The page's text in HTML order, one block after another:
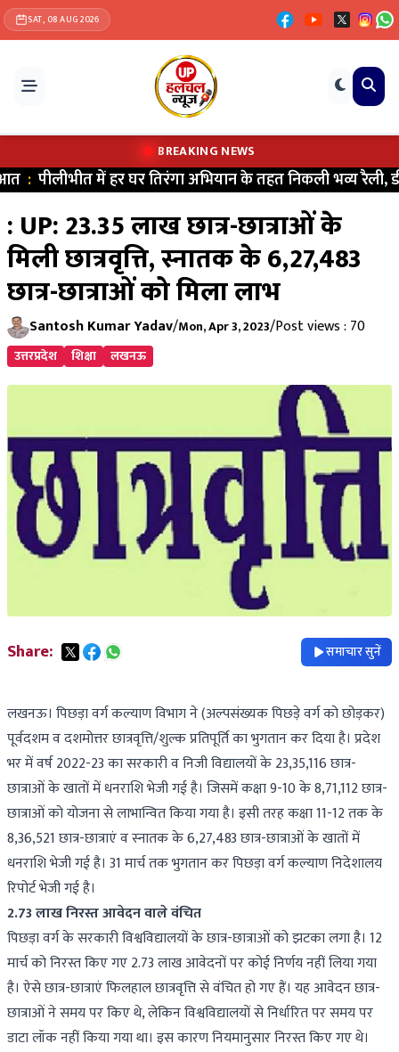
SAT, 08 AUG 2026
BREAKING NEWS
:पीलीभीत में हर घर तिरंगा अभियान के तहत निकली भव्य रैली,
: UP: 23.35 लाख छात्र-छात्राओं के
मिली छात्रवृत्ति, स्नातक के 6,27,483
छात्र-छात्राओं को मिला लाभ
Santosh Kumar Yadav/Mon, Apr 3, 2023/Post views : 70
उत्तरप्रदेश शिक्षा लखनऊ
Share: समाचार सुनें
लखनऊ। पिछड़ा वर्ग कल्याण विभाग ने (अल्पसंख्यक पिछड़े वर्ग को छोड़कर)
पूर्वदशम व दशमोत्तर छात्रवृत्ति/शुल्क प्रतिपूर्ति का भुगतान कर दिया है। प्रदेश
भर में वर्ष 2022-23 का सरकारी व निजी विद्यालयों के 23,35,116 छात्र-
छात्राओं के खातों में धनराशि भेजी गई है। जिसमें कक्षा 9-10 के 8,71,112 छात्र-
छात्राओं को योजना से लाभान्वित किया गया है। इसी तरह कक्षा 11-12 तक के
8,36,521 छात्र-छात्राएं व स्नातक के 6,27,483 छात्र-छात्राओं के खातों में
धनराशि भेजी गई है। 31 मार्च तक भुगतान कर पिछड़ा वर्ग कल्याण निदेशालय
रिपोर्ट भेजी गई है।
2.73 लाख निरस्त आवेदन वाले वंचित
पिछड़ा वर्ग के सरकारी विश्वविद्यालयों के छात्र-छात्राओं को झटका लगा है। 12
मार्च को निरस्त किए गए 2.73 लाख आवेदनों पर कोई निर्णय नहीं लिया गया
है। ऐसे छात्र-छात्राएं फिलहाल छात्रवृत्ति से वंचित हो गए हैं। यह आवेदन छात्र-
छात्राओं ने समय पर किए थे, लेकिन विश्वविद्यालयों से निर्धारित पर समय पर
डाटा लॉक नहीं किया गया था। इस कारण नियमानुसार निरस्त किए गए थे।